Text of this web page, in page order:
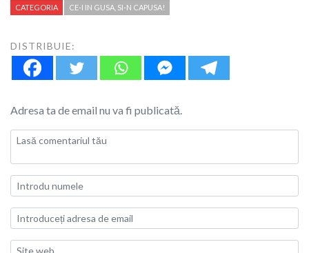
CATEGORIA CE-I IN GUSA, SI-N CAPUSA!
DISTRIBUIE:
Adresa ta de email nu va fi publicată.